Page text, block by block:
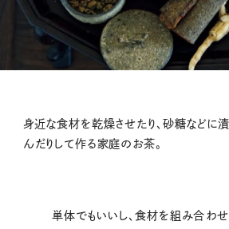
身近な食材を乾燥させたり、砂糖などに漬
んだりして作る家庭のお茶。
単体でもいいし、食材を組み合わ